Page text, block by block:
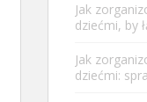
Jak
dziećmi, by
Jak
dziećmi: